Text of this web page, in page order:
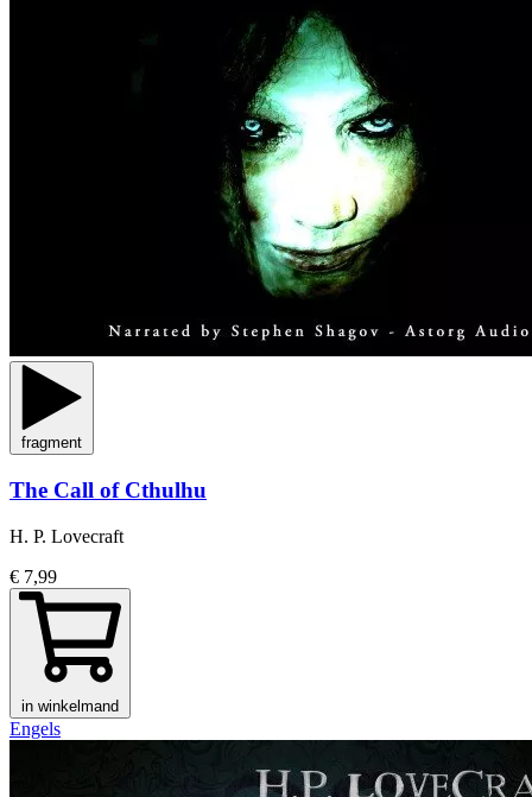
fragment
The Call of Cthulhu
H. P. Lovecraft
€ 7,99
in winkelmand
Engels